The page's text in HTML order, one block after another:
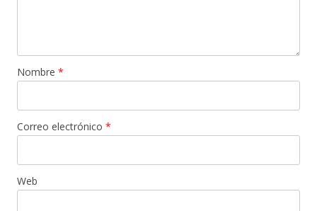
Nombre *
Correo electrónico *
Web